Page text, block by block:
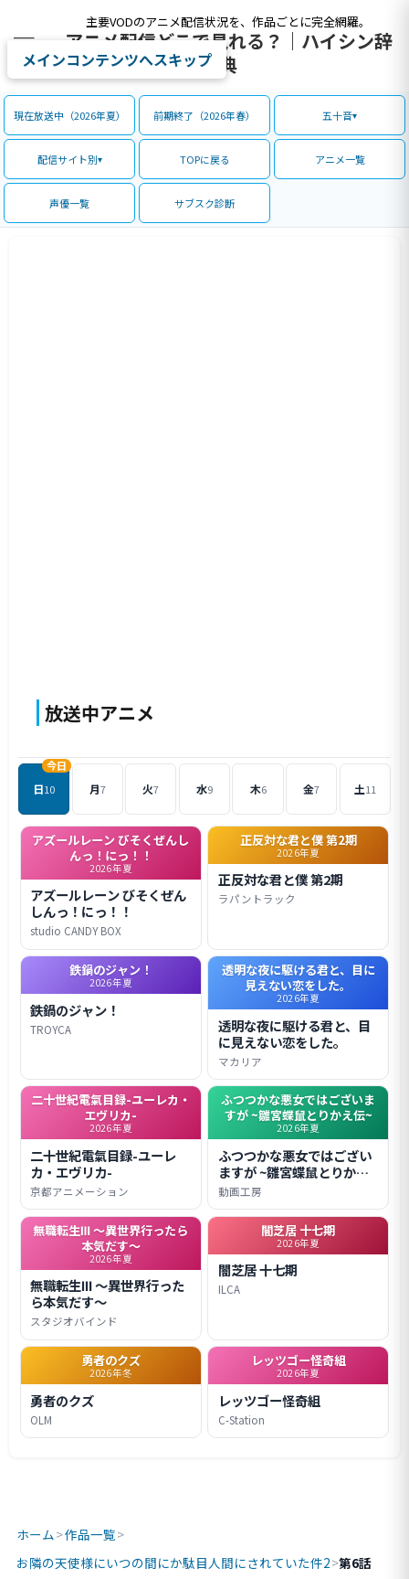
主要VODのアニメ配信状況を、作品ごとに完全網羅。
アニメ配信どこで見れる？｜ハイシン辞
典
メインコンテンツへスキップ
現在放送中（2026年夏） 前期終了（2026年春） 五十音
配信サイト別 TOPに戻る アニメ一覧
声優一覧 サブスク診断
放送中アニメ
日10
今日
月7 火7 水9 木6 金7 土11
アズールレーン びそくぜんし
んっ！にっ！！
2026年夏
アズールレーン びそくぜん
しんっ！にっ！！
studio CANDY BOX
正反対な君と僕 第2期
2026年夏
正反対な君と僕 第2期
ラパントラック
鉄鍋のジャン！
2026年夏
鉄鍋のジャン！
TROYCA
透明な夜に駆ける君と、目に
見えない恋をした。
2026年夏
透明な夜に駆ける君と、目
に見えない恋をした。
マカリア
二十世紀電氣目録-ユーレカ・
エヴリカ-
2026年夏
二十世紀電氣目録-ユーレ
カ・エヴリカ-
京都アニメーション
ふつつかな悪女ではございま
すが ~雛宮蝶鼠とりかえ伝~
2026年夏
ふつつかな悪女ではござい
ますが ~雛宮蝶鼠とりかえ
伝~
動画工房
無職転生Ⅲ ～異世界行ったら
本気だす～
2026年夏
無職転生Ⅲ ～異世界行った
ら本気だす～
スタジオバインド
闇芝居 十七期
2026年夏
闇芝居 十七期
ILCA
勇者のクズ
2026年冬
勇者のクズ
OLM
レッツゴー怪奇組
2026年夏
レッツゴー怪奇組
C-Station
ホーム>作品一覧>
お隣の天使様にいつの間にか駄目人間にされていた件2>第6話